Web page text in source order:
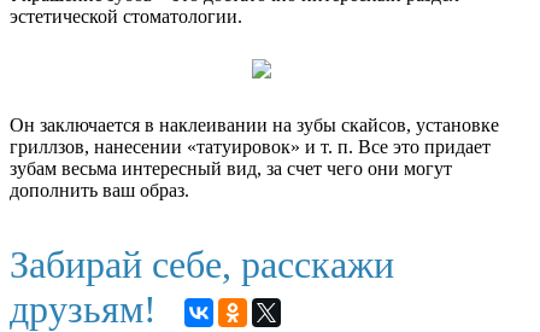
эстетической стоматологии.
Он заключается в наклеивании на зубы скайсов, установке
гриллзов, нанесении «татуировок» и т. п. Все это придает
зубам весьма интересный вид, за счет чего они могут
дополнить ваш образ.
Забирай себе, расскажи
друзьям!